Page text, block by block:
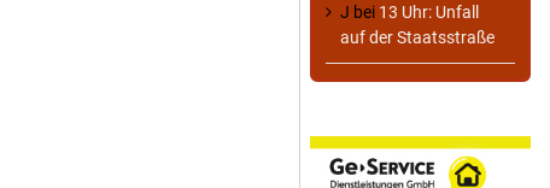
J bei 13 Uhr: Unfall
auf der Staatsstraße